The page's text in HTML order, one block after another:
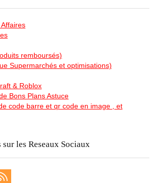
remboursés)
Supermarchés et optimisations)
& Roblox
Bons Plans Astuce
code barre et qr code en image , et
sur les Reseaux Sociaux